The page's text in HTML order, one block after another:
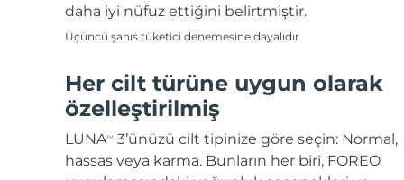
daha iyi nüfuz ettiğini belirtmiştir.
Üçüncü şahıs tüketici denemesine dayalıdır
Her cilt türüne uygun olarak
özelleştirilmiş
LUNATM
3’ünüzü cilt tipinize göre seçin: Normal,
hassas veya karma. Bunların her biri, FOREO